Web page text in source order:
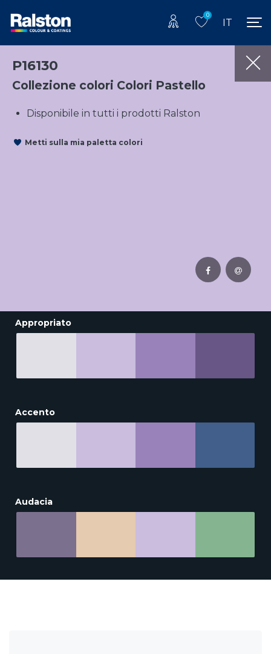
0
IT
P16130
Collezione colori Colori Pastello
Disponibile in tutti i prodotti Ralston
Metti sulla mia paletta colori
Appropriato
Accento
Audacia